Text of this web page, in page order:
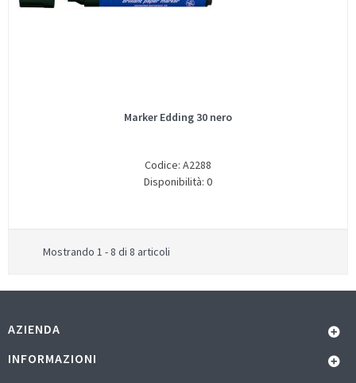
Marker Edding 30 nero
Codice: A2288
Disponibilità: 0
Mostrando 1 - 8 di 8 articoli
AZIENDA
INFORMAZIONI